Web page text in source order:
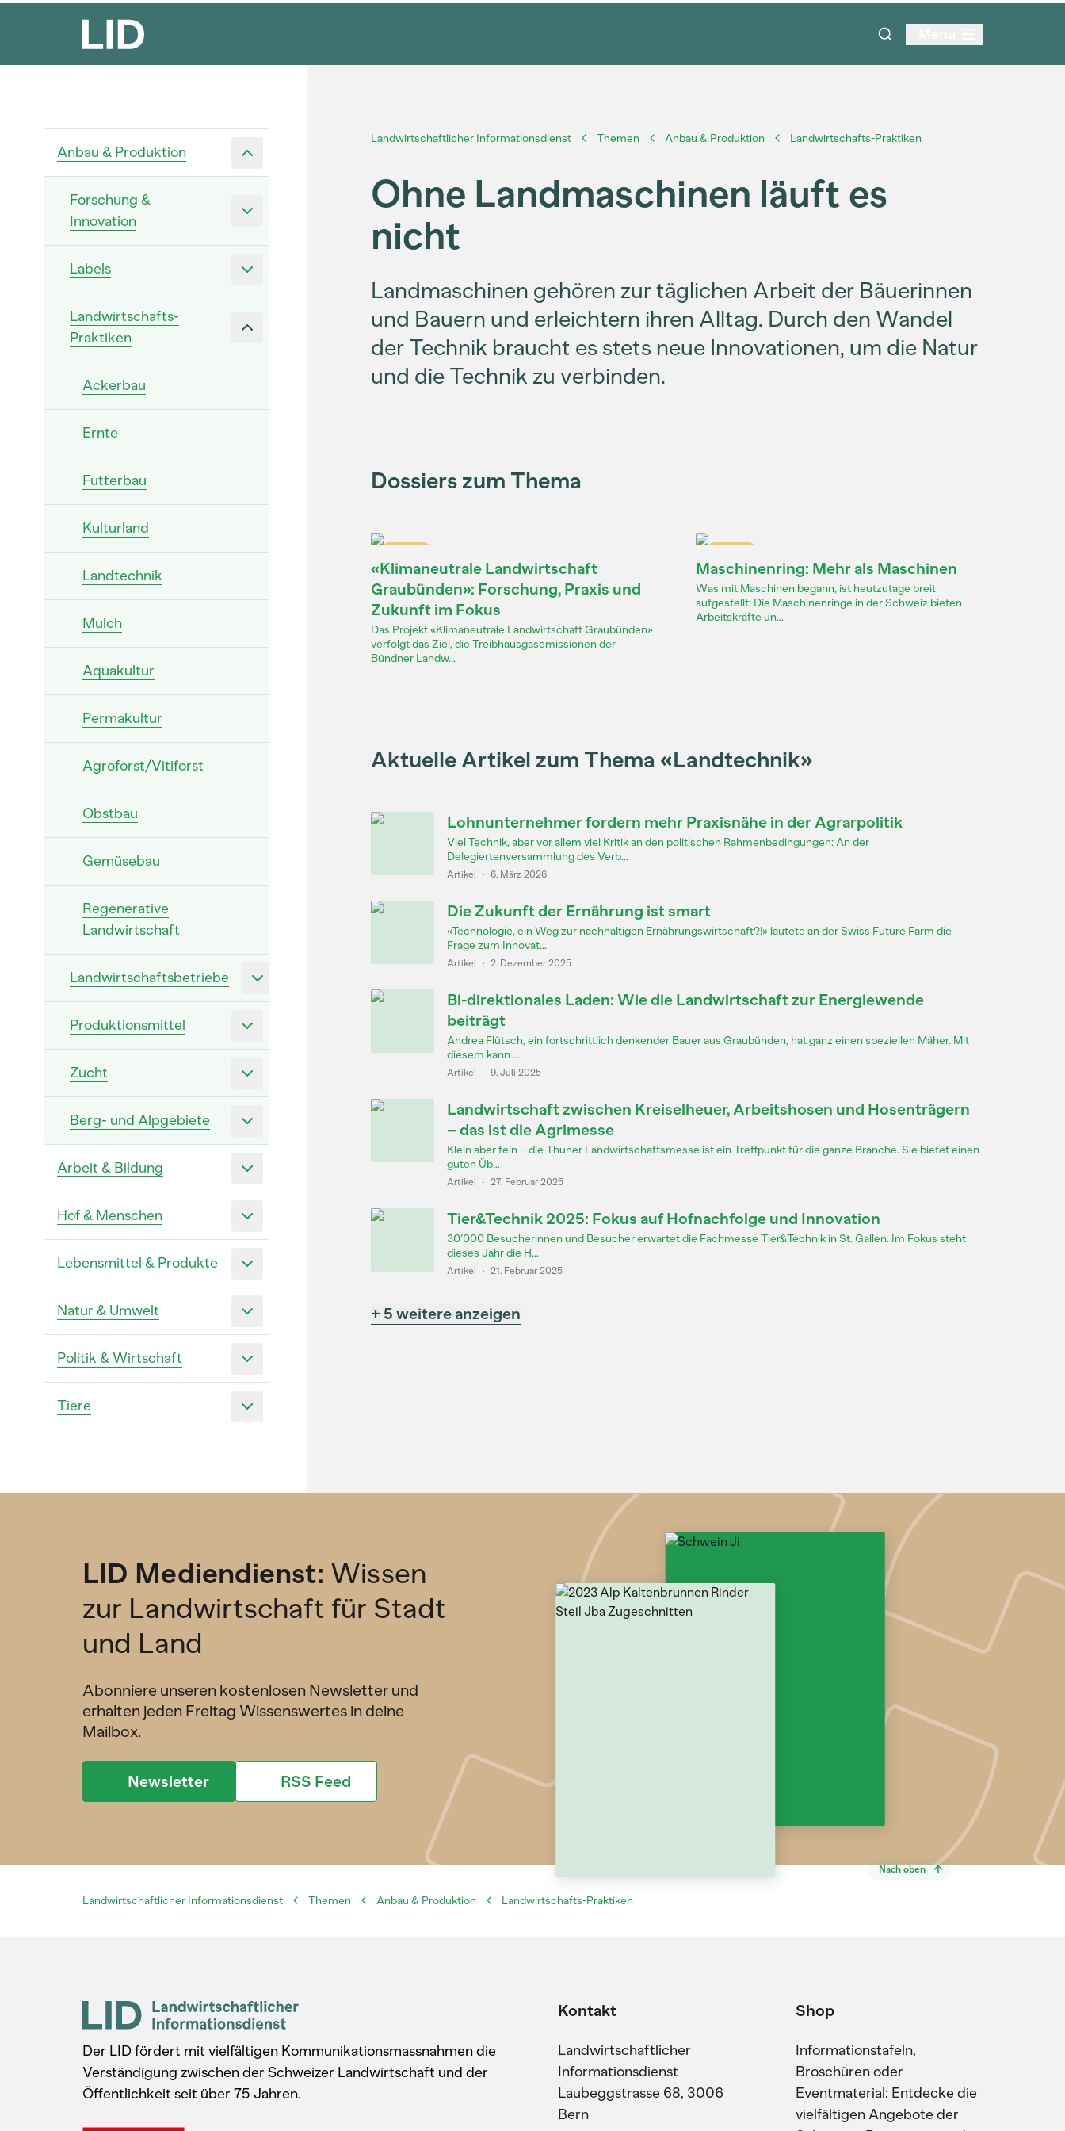
Anbau & Produktion
Forschung &
Innovation
Labels
Landwirtschafts-
Praktiken
Ackerbau
Ernte
Futterbau
Kulturland
Landtechnik
Mulch
Aquakultur
Permakultur
Agroforst/Vitiforst
Obstbau
Gemüsebau
Regenerative
Landwirtschaft
Landwirtschaftsbetriebe
Produktionsmittel
Zucht
Berg- und Alpgebiete
Arbeit & Bildung
Hof & Menschen
Lebensmittel & Produkte
Natur & Umwelt
Politik & Wirtschaft
Tiere
Landwirtschaftlicher Informationsdienst Themen Anbau & Produktion Landwirtschafts-Praktiken
Ohne Landmaschinen läuft es
nicht
Landmaschinen gehören zur täglichen Arbeit der Bäuerinnen
und Bauern und erleichtern ihren Alltag. Durch den Wandel
der Technik braucht es stets neue Innovationen, um die Natur
und die Technik zu verbinden.
Dossiers zum Thema
«Klimaneutrale Landwirtschaft
Graubünden»: Forschung, Praxis und
Zukunft im Fokus
Das Projekt «Klimaneutrale Landwirtschaft Graubünden»
verfolgt das Ziel, die Treibhausgasemissionen der
Bündner Landw...
Maschinenring: Mehr als Maschinen
Was mit Maschinen begann, ist heutzutage breit
aufgestellt: Die Maschinenringe in der Schweiz bieten
Arbeitskräfte un...
Aktuelle Artikel zum Thema «Landtechnik»
Lohnunternehmer fordern mehr Praxisnähe in der Agrarpolitik
Viel Technik, aber vor allem viel Kritik an den politischen Rahmenbedingungen: An der
Delegiertenversammlung des Verb...
Artikel · 6. März 2026
Die Zukunft der Ernährung ist smart
«Technologie, ein Weg zur nachhaltigen Ernährungswirtschaft?!» lautete an der Swiss Future Farm die
Frage zum Innovat...
Artikel · 2. Dezember 2025
Bi-direktionales Laden: Wie die Landwirtschaft zur Energiewende
beiträgt
Andrea Flütsch, ein fortschrittlich denkender Bauer aus Graubünden, hat ganz einen speziellen Mäher. Mit
diesem kann ...
Artikel · 9. Juli 2025
Landwirtschaft zwischen Kreiselheuer, Arbeitshosen und Hosenträgern
– das ist die Agrimesse
Klein aber fein – die Thuner Landwirtschaftsmesse ist ein Treffpunkt für die ganze Branche. Sie bietet einen
guten Üb...
Artikel · 27. Februar 2025
Tier&Technik 2025: Fokus auf Hofnachfolge und Innovation
30’000 Besucherinnen und Besucher erwartet die Fachmesse Tier&Technik in St. Gallen. Im Fokus steht
dieses Jahr die H...
Artikel · 21. Februar 2025
+ 5 weitere anzeigen
LID Mediendienst: Wissen
zur Landwirtschaft für Stadt
und Land
Abonniere unseren kostenlosen Newsletter und
erhalten jeden Freitag Wissenswertes in deine
Mailbox.
Newsletter RSS Feed
Landwirtschaftlicher Informationsdienst Themen Anbau & Produktion Landwirtschafts-Praktiken
Nach oben
Der LID fördert mit vielfältigen Kommunikationsmassnahmen die
Verständigung zwischen der Schweizer Landwirtschaft und der
Öffentlichkeit seit über 75 Jahren.
Kontakt
Landwirtschaftlicher
Informationsdienst
Laubeggstrasse 68, 3006
Bern
Shop
Informationstafeln,
Broschüren oder
Eventmaterial: Entdecke die
vielfältigen Angebote der